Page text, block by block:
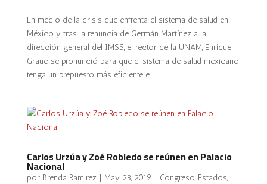
En medio de la crisis que enfrenta el sistema de salud en
México y tras la renuncia de Germán Martínez a la
dirección general del IMSS, el rector de la UNAM, Enrique
Graue, se pronunció para que el sistema de salud mexicano
tenga un prepuesto más eficiente e...
Carlos Urzúa y Zoé Robledo se reúnen en Palacio
Nacional
por Brenda Ramirez| May 23, 2019 | Congreso, Estados,